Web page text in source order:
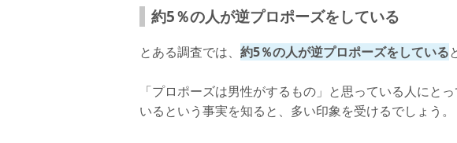
約5％の人が逆プロポーズをしている
とある調査では、 約5％の人が逆プロポーズをしている
「プロポーズは男性がするもの」と思っている人にと
いるという事実を知ると、多い印象を受けるでしょう。